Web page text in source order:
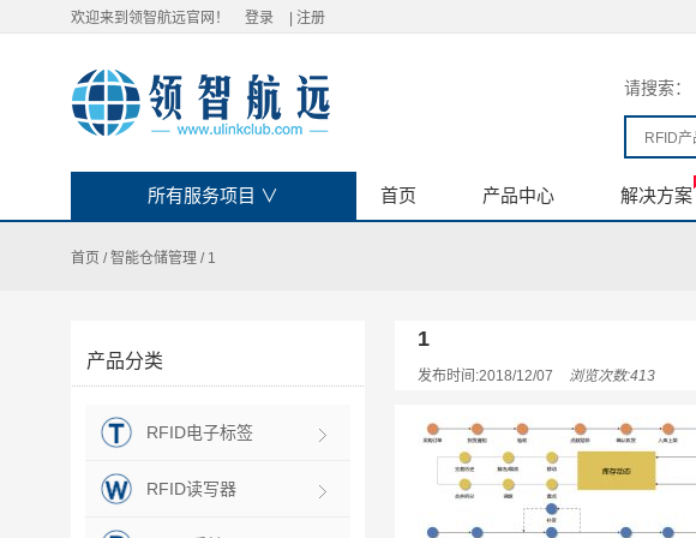
欢迎来到领智航远官网！ 登录 注册
请搜索：
所有服务项目 ∨ 首页 产品中心 解决方案
首页 /智能仓储管理 / 1
产品分类
RFID电子标签
RFID读写器
1
发布时间:2018/12/07 浏览次数:413